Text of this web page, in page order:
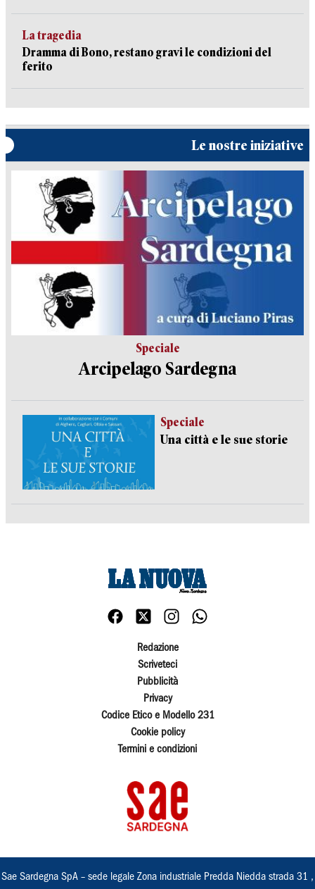
La tragedia
Dramma di Bono, restano gravi le condizioni del
ferito
Le nostre iniziative
Speciale
Arcipelago Sardegna
Speciale
Una città e le sue storie
Redazione
Scriveteci
Pubblicità
Privacy
Codice Etico e Modello 231
Cookie policy
Termini e condizioni
Sae Sardegna SpA – sede legale Zona industriale Predda Niedda strada 31 ,